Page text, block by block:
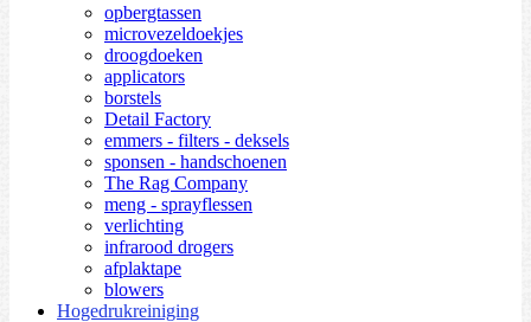
opbergtassen
microvezeldoekjes
droogdoeken
applicators
borstels
Detail Factory
emmers - filters - deksels
sponsen - handschoenen
The Rag Company
meng - sprayflessen
verlichting
infrarood drogers
afplaktape
blowers
Hogedrukreiniging